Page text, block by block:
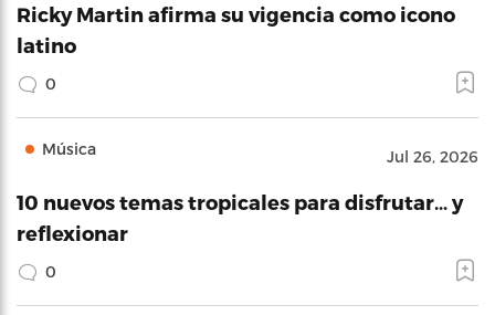
Ricky Martin afirma su vigencia como icono
latino
0
Música Jul 26, 2026
10 nuevos temas tropicales para disfrutar… y
reflexionar
0